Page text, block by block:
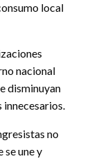
local
nacional
disminuyan
innecesarios.
no
se une y